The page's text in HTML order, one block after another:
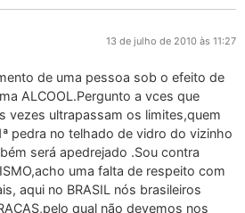
13 de julho de 2010 às 11:27
de uma pessoa sob o efeito de
ALCOOL.Pergunto a vces que
vezes ultrapassam os limites,quem
pedra no telhado de vidro do vizinho
será apedrejado .Sou contra
uma falta de respeito com
aqui no BRASIL nós brasileiros
qual não devemos nos